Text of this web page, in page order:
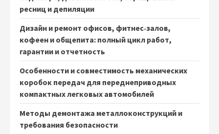
ресниц и депиляции
Дизайн и ремонт офисов, фитнес‑залов,
кофеен и общепита: полный цикл работ,
гарантии и отчетность
Особенности и совместимость механических
коробок передач для переднеприводных
компактных легковых автомобилей
Методы демонтажа металлоконструкций и
требования безопасности